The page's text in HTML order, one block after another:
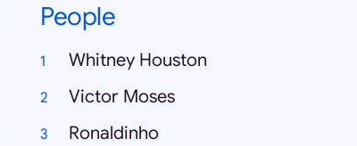
People
Whitney Houston
Victor Moses
Ronaldinho